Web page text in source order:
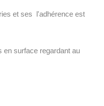
et ses l'adhérence est
en surface regardant au